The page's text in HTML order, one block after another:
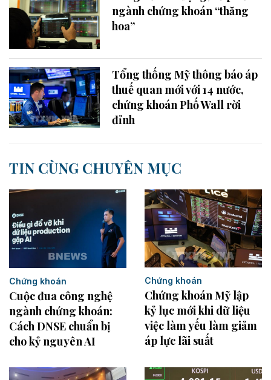
ngành chứng khoán “thăng
hoa”
Tổng thống Mỹ thông báo áp
thuế quan mới với 14 nước,
chứng khoán Phố Wall rời
đỉnh
TIN CÙNG CHUYÊN MỤC
Chứng khoán
Cuộc đua công nghệ
ngành chứng khoán:
Cách DNSE chuẩn bị
cho kỷ nguyên AI
Chứng khoán
Chứng khoán Mỹ lập
kỷ lục mới khi dữ liệu
việc làm yếu làm giảm
áp lực lãi suất